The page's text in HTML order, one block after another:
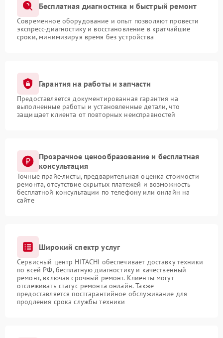
Бесплатная диагностика и быстрый ремонт
Современное оборудование и опыт позволяют провести
экспресс-диагностику и восстановление в кратчайшие
сроки, минимизируя время без устройства
Гарантия на работы и запчасти
Предоставляется документированная гарантия на
выполненные работы и установленные детали, что
защищает клиента от повторных неисправностей
Прозрачное ценообразование и бесплатная
консультация
Точные прайс-листы, предварительная оценка стоимости
ремонта, отсутствие скрытых платежей и возможность
бесплатной консультации по телефону или онлайн на
сайте
Широкий спектр услуг
Сервисный центр HITACHI обеспечивает доставку техники
по всей РФ, бесплатную диагностику и качественный
ремонт, включая срочный ремонт. Клиенты могут
отслеживать статус ремонта онлайн. Также
предоставляется постгарантийное обслуживание для
продления срока службы техники